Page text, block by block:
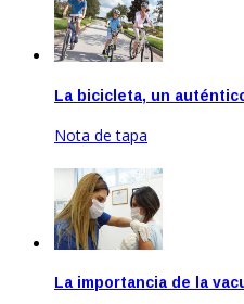
La bicicleta, un
Nota de tapa
La importancia de la